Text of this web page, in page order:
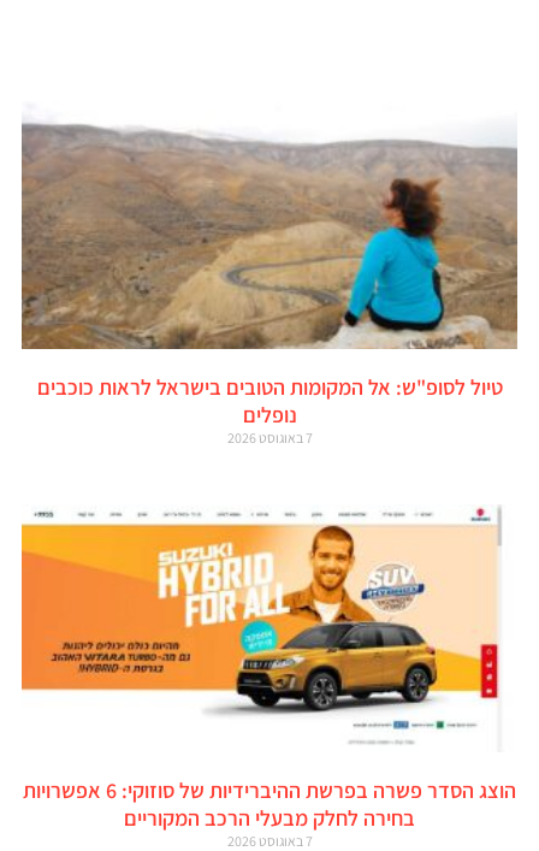
טיול לסופ"ש: אל המקומות הטובים בישראל לראות כוכבים
נופלים
7 באוגוסט 2026
הוצג הסדר פשרה בפרשת ההיברידיות של סוזוקי: 6 אפשרויות
בחירה לחלק מבעלי הרכב המקוריים
7 באוגוסט 2026